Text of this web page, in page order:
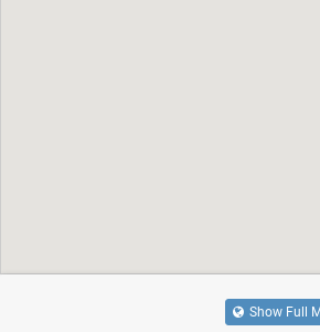
Show Full